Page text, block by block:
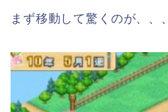
まず移動して驚くのが、、、